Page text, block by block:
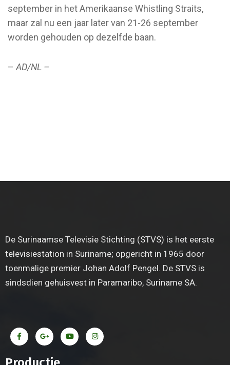
september in het Amerikaanse Whistling Straits,
maar zal nu een jaar later van 21-26 september
worden gehouden op dezelfde baan.
– AD/NL –
De Surinaamse Televisie Stichting (STVS) is het eerste
televisiestation in Suriname; opgericht in 1965 door
toenmalige premier Johan Adolf Pengel. De STVS is
sindsdien gehuisvest in Paramaribo, Suriname SA.